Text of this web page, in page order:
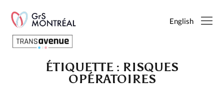
English
Français
ÉTIQUETTE : RISQUES
OPÉRATOIRES